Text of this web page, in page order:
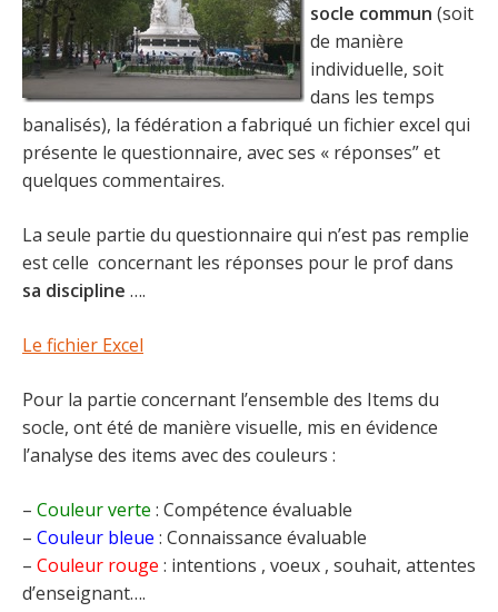
socle commun (soit
de manière
individuelle, soit
dans les temps
banalisés), la fédération a fabriqué un fichier excel qui
présente le questionnaire, avec ses « réponses” et
quelques commentaires.
La seule partie du questionnaire qui n’est pas remplie
est celle concernant les réponses pour le prof dans
sa discipline ….
Le fichier Excel
Pour la partie concernant l’ensemble des Items du
socle, ont été de manière visuelle, mis en évidence
l’analyse des items avec des couleurs :
– Couleur verte : Compétence évaluable
– Couleur bleue : Connaissance évaluable
– Couleur rouge : intentions , voeux , souhait, attentes
d’enseignant….